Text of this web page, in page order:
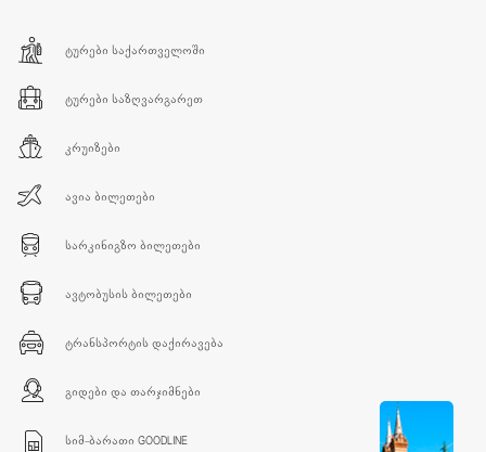
ᲢᲣᲠᲔᲑᲘ ᲡᲐᲥᲐᲠᲗᲕᲔᲚᲝᲨᲘ
ᲢᲣᲠᲔᲑᲘ ᲡᲐᲖᲦᲕᲐᲠᲒᲐᲠᲔᲗ
ᲙᲠᲣᲘᲖᲔᲑᲘ
ᲐᲕᲘᲐ ᲑᲘᲚᲔᲗᲔᲑᲘ
ᲡᲐᲠᲙᲘᲜᲘᲒᲖᲝ ᲑᲘᲚᲔᲗᲔᲑᲘ
ᲐᲕᲢᲝᲑᲣᲡᲘᲡ ᲑᲘᲚᲔᲗᲔᲑᲘ
ᲢᲠᲐᲜᲡᲞᲝᲠᲢᲘᲡ ᲓᲐᲥᲘᲠᲐᲕᲔᲑᲐ
ᲒᲘᲓᲔᲑᲘ ᲓᲐ ᲗᲐᲠᲯᲘᲛᲜᲔᲑᲘ
ᲡᲘᲛ-ᲑᲐᲠᲐᲗᲘ GOODLINE